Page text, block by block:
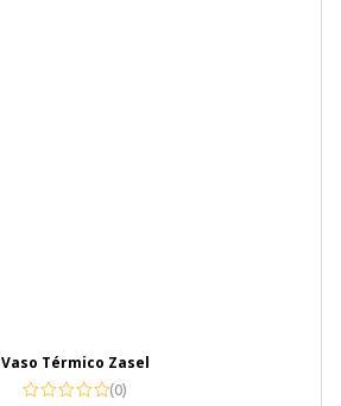
Vaso Térmico Zasel
(0)